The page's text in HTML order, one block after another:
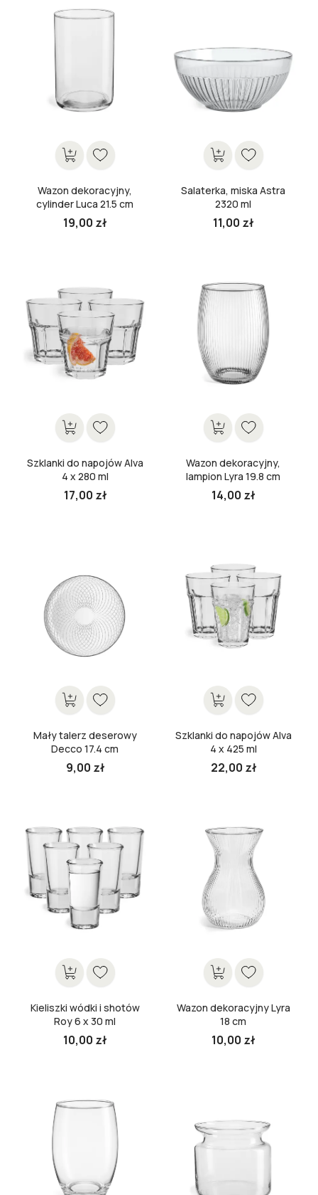
Wazon dekoracyjny,
cylinder Luca 21.5 cm
19,00 zł
Salaterka, miska Astra
2320 ml
11,00 zł
Szklanki do napojów Alva
4 x 280 ml
17,00 zł
Wazon dekoracyjny,
lampion Lyra 19.8 cm
14,00 zł
Mały talerz deserowy
Decco 17.4 cm
9,00 zł
Szklanki do napojów Alva
4 x 425 ml
22,00 zł
Kieliszki wódki i shotów
Roy 6 x 30 ml
10,00 zł
Wazon dekoracyjny Lyra
18 cm
10,00 zł